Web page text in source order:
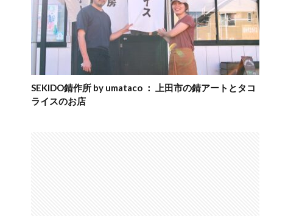
SEKIDO錆作所 by umataco ： 上田市の錆アートとタコ
ライスのお店